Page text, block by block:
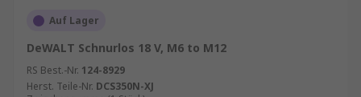
Auf Lager
DeWALT Schnurlos 18 V, M6 to M12
RS Best.-Nr. 124-8929
Herst. Teile-Nr. DCS350N-XJ